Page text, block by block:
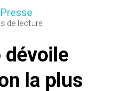
de lecture
la plus